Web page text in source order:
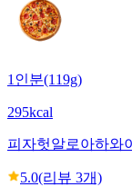
1인분(119g)
295kcal
피자헛알로아하와이
5.0(리뷰 3개)